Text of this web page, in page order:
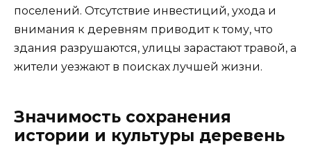
поселений. Отсутствие инвестиций, ухода и
внимания к деревням приводит к тому, что
здания разрушаются, улицы зарастают травой, а
жители уезжают в поисках лучшей жизни.
Значимость сохранения
истории и культуры деревень